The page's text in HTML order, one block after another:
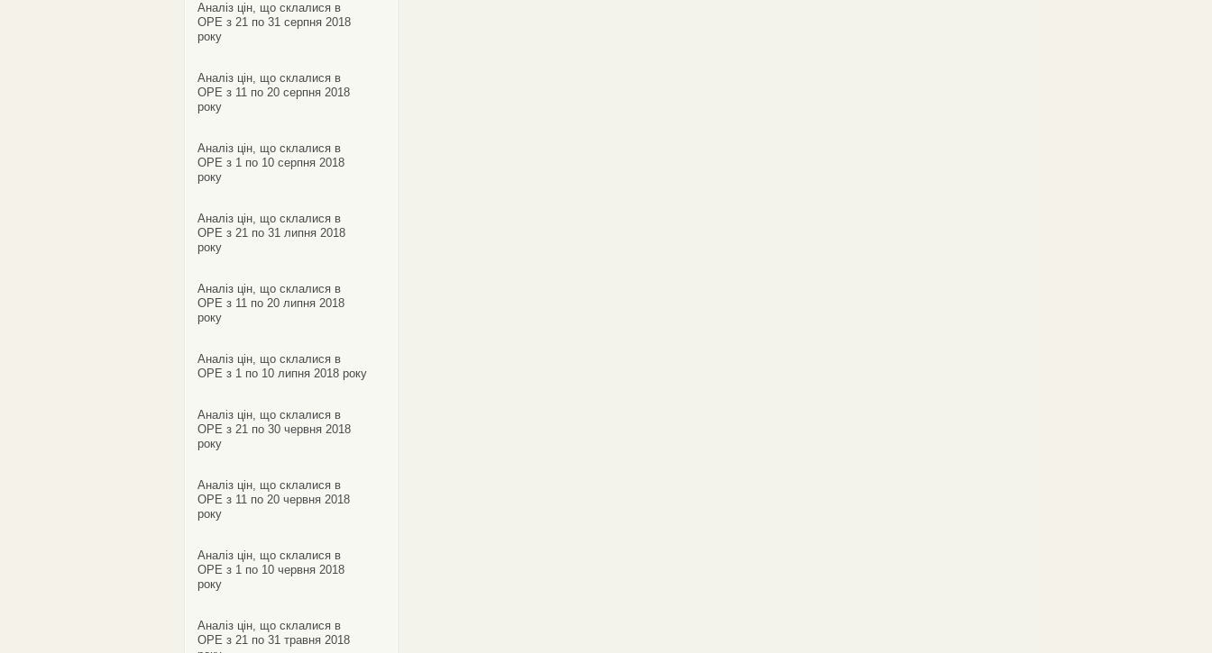
Аналіз цін, що склалися в
ОРЕ з 21 по 31 серпня 2018
року
Аналіз цін, що склалися в
ОРЕ з 11 по 20 серпня 2018
року
Аналіз цін, що склалися в
ОРЕ з 1 по 10 серпня 2018
року
Аналіз цін, що склалися в
ОРЕ з 21 по 31 липня 2018
року
Аналіз цін, що склалися в
ОРЕ з 11 по 20 липня 2018
року
Аналіз цін, що склалися в
ОРЕ з 1 по 10 липня 2018 року
Аналіз цін, що склалися в
ОРЕ з 21 по 30 червня 2018
року
Аналіз цін, що склалися в
ОРЕ з 11 по 20 червня 2018
року
Аналіз цін, що склалися в
ОРЕ з 1 по 10 червня 2018
року
Аналіз цін, що склалися в
ОРЕ з 21 по 31 травня 2018